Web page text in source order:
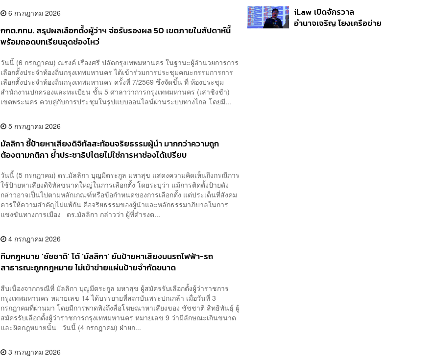
6 กรกฎาคม 2026
กกต.กทม. สรุปผลเลือกตั้งผู้ว่าฯ จ่อรับรองผล 50 เขตภายในสัปดาห์นี้
พร้อมถอดบทเรียนอุดช่องโหว่
วันนี้ (6 กรกฎาคม) ณรงค์ เรืองศรี ปลัดกรุงเทพมหานคร ในฐานะผู้อำนวยการการ
เลือกตั้งประจำท้องถิ่นกรุงเทพมหานคร ได้เข้าร่วมการประชุมคณะกรรมการการ
เลือกตั้งประจำท้องถิ่นกรุงเทพมหานคร ครั้งที่ 7/2569 ซึ่งจัดขึ้น ที่ ห้องประชุม
สำนักงานปกครองและทะเบียน ชั้น 5 ศาลาว่าการกรุงเทพมหานคร (เสาชิงช้า)
เขตพระนคร ควบคู่กับการประชุมในรูปแบบออนไลน์ผ่านระบบทางไกล โดยมี...
5 กรกฎาคม 2026
มัลลิกา ชี้ป้ายหาเสียงดิจิทัลสะท้อนจริยธรรมผู้นำ มากกว่าความถูก
ต้องตามกติกา ย้ำประชาธิปไตยไม่ใช่การหาช่องได้เปรียบ
วันนี้ (5 กรกฎาคม) ดร.มัลลิกา บุญมีตระกูล มหาสุข แสดงความคิดเห็นถึงกรณีการ
ใช้ป้ายหาเสียงดิจิทัลขนาดใหญ่ในการเลือกตั้ง โดยระบุว่า แม้การติดตั้งป้ายดัง
กล่าวอาจเป็นไปตามหลักเกณฑ์หรือข้อกำหนดของการเลือกตั้ง แต่ประเด็นที่สังคม
ควรให้ความสำคัญไม่แพ้กัน คือจริยธรรมของผู้นำและหลักธรรมาภิบาลในการ
แข่งขันทางการเมือง ดร.มัลลิกา กล่าวว่า ผู้ที่ดำรงต...
4 กรกฎาคม 2026
ทีมกฎหมาย ‘ชัชชาติ’ โต้ ‘มัลลิกา’ ยันป้ายหาเสียงบนรถไฟฟ้า-รถ
สาธารณะถูกกฎหมาย ไม่เข้าข่ายแผ่นป้ายจำกัดขนาด
สืบเนื่องจากกรณีที่ มัลลิกา บุญมีตระกูล มหาสุข ผู้สมัครรับเลือกตั้งผู้ว่าราชการ
กรุงเทพมหานคร หมายเลข 14 ได้บรรยายที่สถาบันพระปกเกล้า เมื่อวันที่ 3
กรกฎาคมที่ผ่านมา โดยมีการพาดพิงถึงสื่อโฆษณาหาเสียงของ ชัชชาติ สิทธิพันธุ์ ผู้
สมัครรับเลือกตั้งผู้ว่าราชการกรุงเทพมหานคร หมายเลข 9 ว่ามีลักษณะเกินขนาด
และผิดกฎหมายนั้น วันนี้ (4 กรกฎาคม) ฝ่ายก...
3 กรกฎาคม 2026
งานวิจัยถูกอ้างอิงสูงสุด
แซงสหรัฐฯ
iLaw เปิดจักรวาล
อำนาจเจริญ โยงเครือข่าย